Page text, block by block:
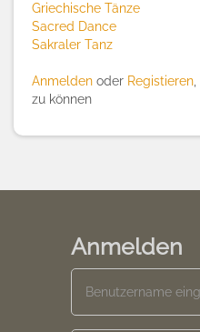
Griechische Tänze
Sacred Dance
Sakraler Tanz
Anmelden oder Registieren
zu können
Anmelden